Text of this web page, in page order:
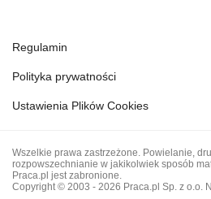
Regulamin
Polityka prywatności
Ustawienia Plików Cookies
Wszelkie prawa zastrzeżone. Powielanie,
rozpowszechnianie w jakikolwiek sposób
Praca.pl jest zabronione.
Copyright © 2003 - 2026 Praca.pl Sp. z o.o.